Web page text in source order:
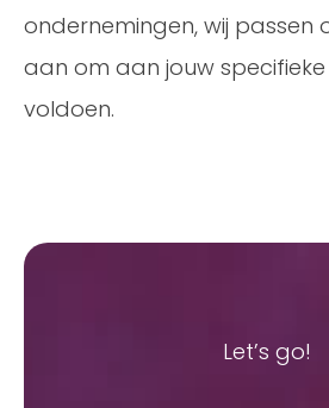
ondernemingen, wij passen
aan om aan jouw
voldoen.
Let’s go!